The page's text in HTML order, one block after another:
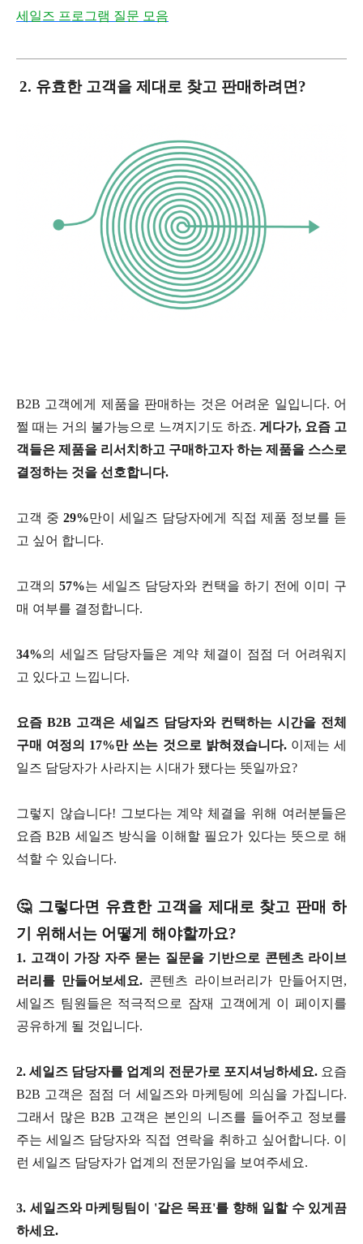
세일즈 프로그램 질문 모음
2. 유효한 고객을 제대로 찾고 판매하려면?
B2B 고객에게 제품을 판매하는 것은 어려운 일입니다. 어
쩔 때는 거의 불가능으로 느껴지기도 하죠. 게다가, 요즘 고
객들은 제품을 리서치하고 구매하고자 하는 제품을 스스로
결정하는 것을 선호합니다.
고객 중 29%만이 세일즈 담당자에게 직접 제품 정보를 듣
고 싶어 합니다.
고객의 57%는 세일즈 담당자와 컨택을 하기 전에 이미 구
매 여부를 결정합니다.
34%의 세일즈 담당자들은 계약 체결이 점점 더 어려워지
고 있다고 느낍니다.
요즘 B2B 고객은 세일즈 담당자와 컨택하는 시간을 전체
구매 여정의 17%만 쓰는 것으로 밝혀졌습니다. 이제는 세
일즈 담당자가 사라지는 시대가 됐다는 뜻일까요?
그렇지 않습니다! 그보다는 계약 체결을 위해 여러분들은
요즘 B2B 세일즈 방식을 이해할 필요가 있다는 뜻으로 해
석할 수 있습니다.
🤔 그렇다면 유효한 고객을 제대로 찾고 판매 하
기 위해서는 어떻게 해야할까요?
1. 고객이 가장 자주 묻는 질문을 기반으로 콘텐츠 라이브
러리를 만들어보세요. 콘텐츠 라이브러리가 만들어지면,
세일즈 팀원들은 적극적으로 잠재 고객에게 이 페이지를
공유하게 될 것입니다.
2. 세일즈 담당자를 업계의 전문가로 포지셔닝하세요. 요즘
B2B 고객은 점점 더 세일즈와 마케팅에 의심을 가집니다.
그래서 많은 B2B 고객은 본인의 니즈를 들어주고 정보를
주는 세일즈 담당자와 직접 연락을 취하고 싶어합니다. 이
런 세일즈 담당자가 업계의 전문가임을 보여주세요.
3. 세일즈와 마케팅팀이 '같은 목표'를 향해 일할 수 있게끔
하세요.